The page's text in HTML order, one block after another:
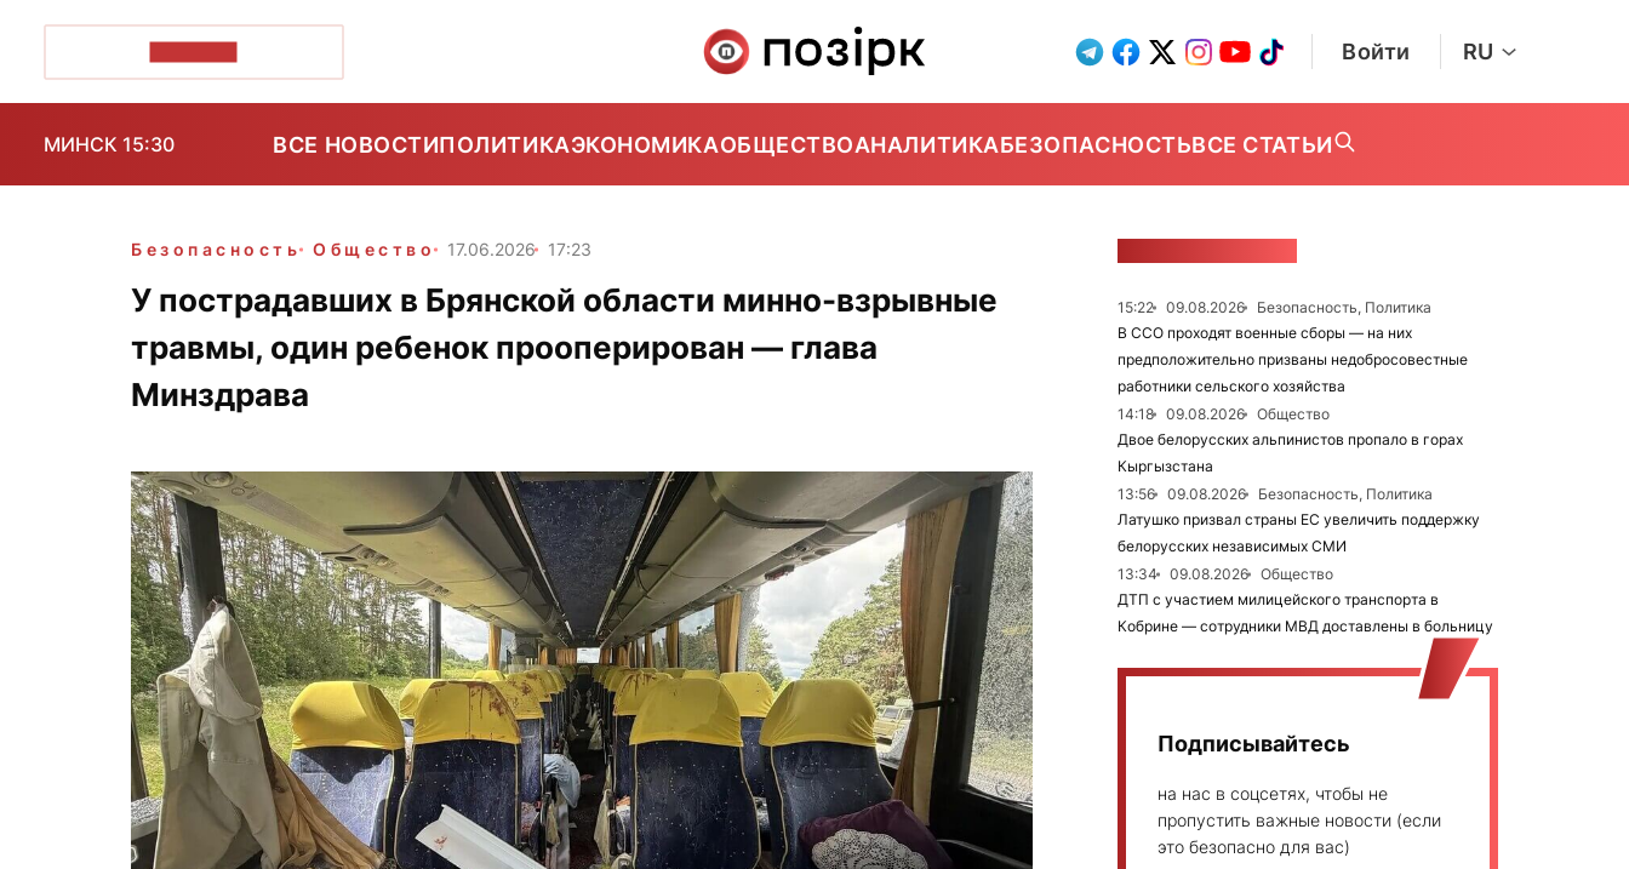
Войти RU
МИНСК 15:30 ВСЕ НОВОСТИПОЛИТИКАЭКОНОМИКАОБЩЕСТВОАНАЛИТИКАБЕЗОПАСНОСТЬВСЕ СТАТЬИ
Безопасность Общество 17.06.2026 17:23
У пострадавших в Брянской области минно-взрывные
травмы, один ребенок прооперирован — глава
Минздрава
15:22 09.08.2026
Безопасность, Политика
В ССО проходят военные сборы — на них
предположительно призваны недобросовестные
работники сельского хозяйства
14:18
09.08.2026
Общество
Двое белорусских альпинистов пропало в горах
Кыргызстана
13:56
09.08.2026
Безопасность, Политика
Латушко призвал страны ЕС увеличить поддержку
белорусских независимых СМИ
13:34
09.08.2026
Общество
ДТП с участием милицейского транспорта в
Кобрине — сотрудники МВД доставлены в больницу
Подписывайтесь
на нас в соцсетях, чтобы не
пропустить важные новости (если
это безопасно для вас)